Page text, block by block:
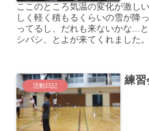
ここのところ気温の変化が激し
しく軽く積もるくらいの雪が降
ってるし、だれも来ないかな...
シバシ、とよが来てくれました。
活動日記 練習